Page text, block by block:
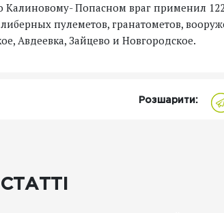
Калиновому- Попасном враг применил
пулеметов, гранатометов,
Авдеевка, Зайцево и Новгородское.
Розшарити: